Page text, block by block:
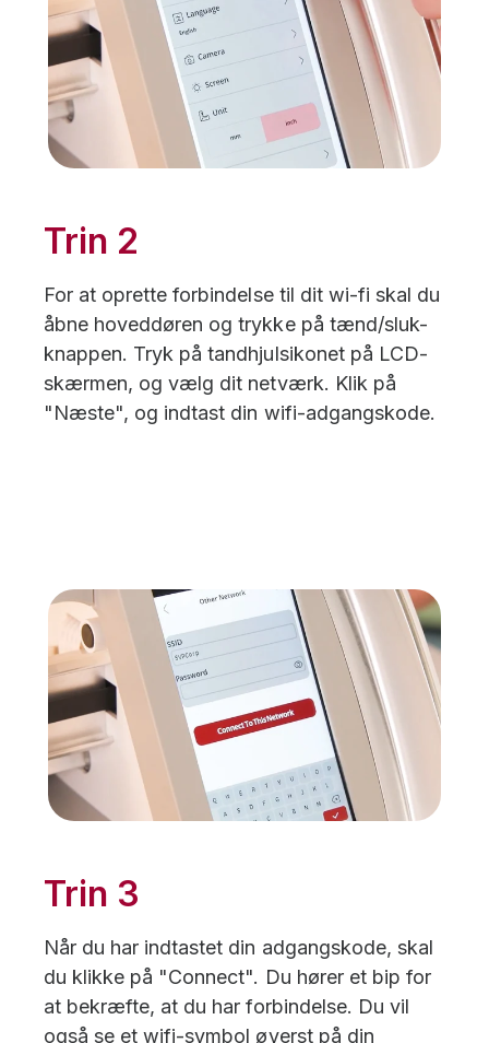
Trin 2
For at oprette forbindelse til dit wi-fi skal du
åbne hoveddøren og trykke på tænd/sluk-
knappen. Tryk på tandhjulsikonet på LCD-
skærmen, og vælg dit netværk. Klik på
"Næste", og indtast din wifi-adgangskode.
Trin 3
Når du har indtastet din adgangskode, skal
du klikke på "Connect". Du hører et bip for
at bekræfte, at du har forbindelse. Du vil
også se et wifi-symbol øverst på din